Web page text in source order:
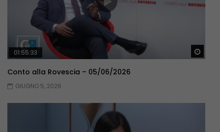
01:55:33
Conto alla Rovescia – 05/06/2026
GIUGNO 5, 2026